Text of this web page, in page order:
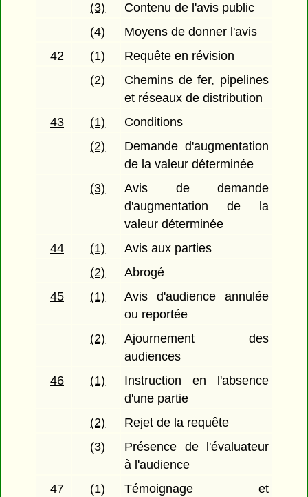
(3)
Contenu de l'avis public
(4)
Moyens de donner l'avis
42
(1)
Requête en révision
(2)
Chemins de fer, pipelines
et réseaux de distribution
43
(1)
Conditions
(2)
Demande d'augmentation
de la valeur déterminée
(3)
Avis de demande
d'augmentation de la
valeur déterminée
44
(1)
Avis aux parties
(2)
Abrogé
45
(1)
Avis d'audience annulée
ou reportée
(2)
Ajournement des
audiences
46
(1)
Instruction en l'absence
d'une partie
(2)
Rejet de la requête
(3)
Présence de l'évaluateur
à l'audience
47
(1)
Témoignage et